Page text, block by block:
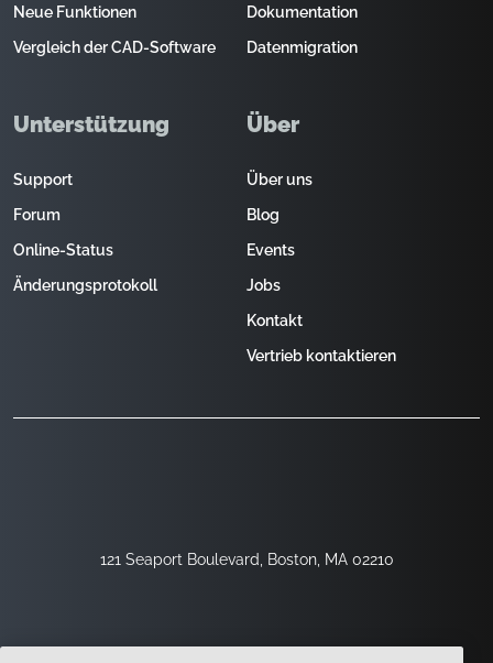
121 Seaport Boulevard, Boston, MA 02210
Neue Funktionen
Vergleich der CAD-Software
Dokumentation
Datenmigration
Unterstützung
Support
Forum
Online-Status
Änderungsprotokoll
Über
Über uns
Blog
Events
Jobs
Kontakt
Vertrieb kontaktieren